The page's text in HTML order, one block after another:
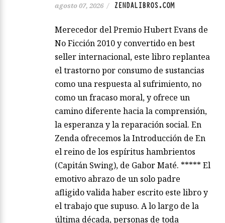
agosto 07, 2026 / ZENDALIBROS.COM
Merecedor del Premio Hubert Evans de
No Ficción 2010 y convertido en best
seller internacional, este libro replantea
el trastorno por consumo de sustancias
como una respuesta al sufrimiento, no
como un fracaso moral, y ofrece un
camino diferente hacia la comprensión,
la esperanza y la reparación social. En
Zenda ofrecemos la Introducción de En
el reino de los espíritus hambrientos
(Capitán Swing), de Gabor Maté. ***** El
emotivo abrazo de un solo padre
afligido valida haber escrito este libro y
el trabajo que supuso. A lo largo de la
última década, personas de toda